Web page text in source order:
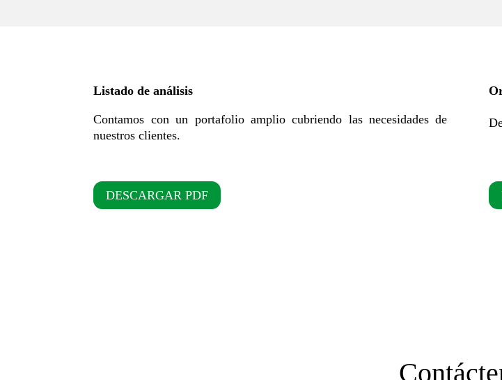
Listado de análisis
Contamos con un portafolio amplio cubriendo las necesidades de
nuestros clientes.
DESCARGAR PDF